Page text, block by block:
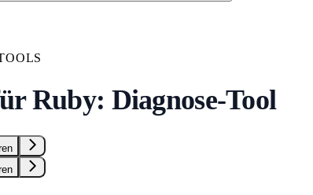
Ruby: Diagnose-Tool